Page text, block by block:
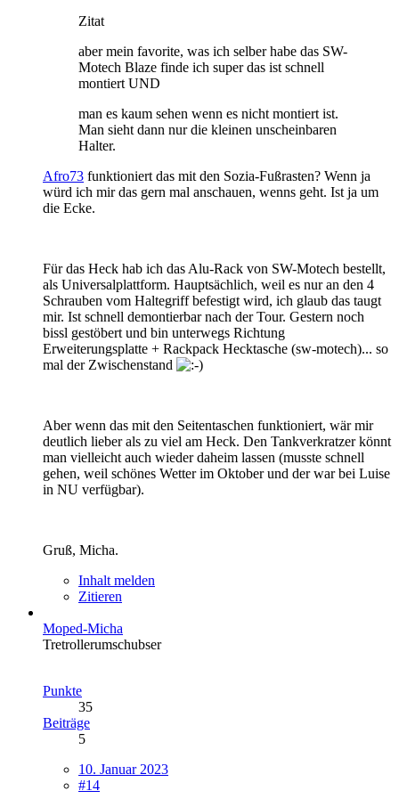
Zitat
aber mein favorite, was ich selber habe das SW-
Motech Blaze finde ich super das ist schnell
montiert UND
man es kaum sehen wenn es nicht montiert ist.
Man sieht dann nur die kleinen unscheinbaren
Halter.
Afro73 funktioniert das mit den Sozia-Fußrasten? Wenn ja
würd ich mir das gern mal anschauen, wenns geht. Ist ja um
die Ecke.
Für das Heck hab ich das Alu-Rack von SW-Motech bestellt,
als Universalplattform. Hauptsächlich, weil es nur an den 4
Schrauben vom Haltegriff befestigt wird, ich glaub das taugt
mir. Ist schnell demontierbar nach der Tour. Gestern noch
bissl gestöbert und bin unterwegs Richtung
Erweiterungsplatte + Rackpack Hecktasche (sw-motech)... so
mal der Zwischenstand
Aber wenn das mit den Seitentaschen funktioniert, wär mir
deutlich lieber als zu viel am Heck. Den Tankverkratzer könnt
man vielleicht auch wieder daheim lassen (musste schnell
gehen, weil schönes Wetter im Oktober und der war bei Luise
in NU verfügbar).
Gruß, Micha.
Inhalt melden
Zitieren
Moped-Micha
Tretrollerumschubser
Punkte
35
Beiträge
5
10. Januar 2023
#14